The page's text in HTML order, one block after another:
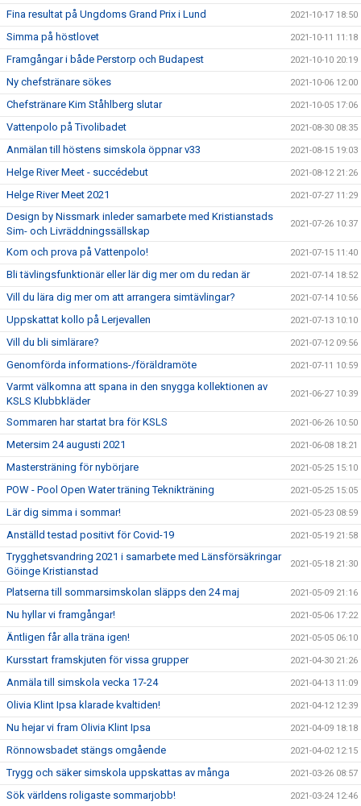
Fina resultat på Ungdoms Grand Prix i Lund 2021-10-17 18:50
Simma på höstlovet 2021-10-11 11:18
Framgångar i både Perstorp och Budapest 2021-10-10 20:19
Ny chefstränare sökes 2021-10-06 12:00
Chefstränare Kim Ståhlberg slutar 2021-10-05 17:06
Vattenpolo på Tivolibadet 2021-08-30 08:35
Anmälan till höstens simskola öppnar v33 2021-08-15 19:03
Helge River Meet - succédebut 2021-08-12 21:26
Helge River Meet 2021 2021-07-27 11:29
Design by Nissmark inleder samarbete med Kristianstads
Sim- och Livräddningssällskap
2021-07-26 10:37
Kom och prova på Vattenpolo! 2021-07-15 11:40
Bli tävlingsfunktionär eller lär dig mer om du redan är 2021-07-14 18:52
Vill du lära dig mer om att arrangera simtävlingar? 2021-07-14 10:56
Uppskattat kollo på Lerjevallen 2021-07-13 10:10
Vill du bli simlärare? 2021-07-12 09:56
Genomförda informations-/föräldramöte 2021-07-11 10:59
Varmt välkomna att spana in den snygga kollektionen av
KSLS Klubbkläder
2021-06-27 10:39
Sommaren har startat bra för KSLS 2021-06-26 10:50
Metersim 24 augusti 2021 2021-06-08 18:21
Mastersträning för nybörjare 2021-05-25 15:10
POW - Pool Open Water träning Teknikträning 2021-05-25 15:05
Lär dig simma i sommar! 2021-05-23 08:59
Anställd testad positivt för Covid-19 2021-05-19 21:58
Trygghetsvandring 2021 i samarbete med Länsförsäkringar
Göinge Kristianstad
2021-05-18 21:30
Platserna till sommarsimskolan släpps den 24 maj 2021-05-09 21:16
Nu hyllar vi framgångar! 2021-05-06 17:22
Äntligen får alla träna igen! 2021-05-05 06:10
Kursstart framskjuten för vissa grupper 2021-04-30 21:26
Anmäla till simskola vecka 17-24 2021-04-13 11:09
Olivia Klint Ipsa klarade kvaltiden! 2021-04-12 12:39
Nu hejar vi fram Olivia Klint Ipsa 2021-04-09 18:18
Rönnowsbadet stängs omgående 2021-04-02 12:15
Trygg och säker simskola uppskattas av många 2021-03-26 08:57
Sök världens roligaste sommarjobb! 2021-03-24 12:46